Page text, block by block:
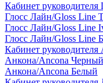
Кабинет
Глосс Лайн/Gloss Line
Глосс Лайн/Gloss Line
Глосс Лайн/Gloss Line
Кабинет
Анкона/Ancona Черный
Анкона/Ancona Белый